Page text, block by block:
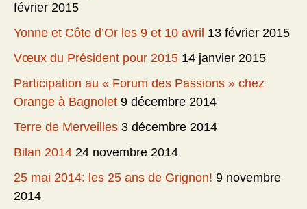
février 2015
Yonne et Côte d’Or les 9 et 10 avril 13 février 2015
Vœux du Président pour 2015 14 janvier 2015
Participation au « Forum des Passions » chez
Orange à Bagnolet 9 décembre 2014
Terre de Merveilles 3 décembre 2014
Bilan 2014 24 novembre 2014
25 mai 2014: les 25 ans de Grignon! 9 novembre
2014